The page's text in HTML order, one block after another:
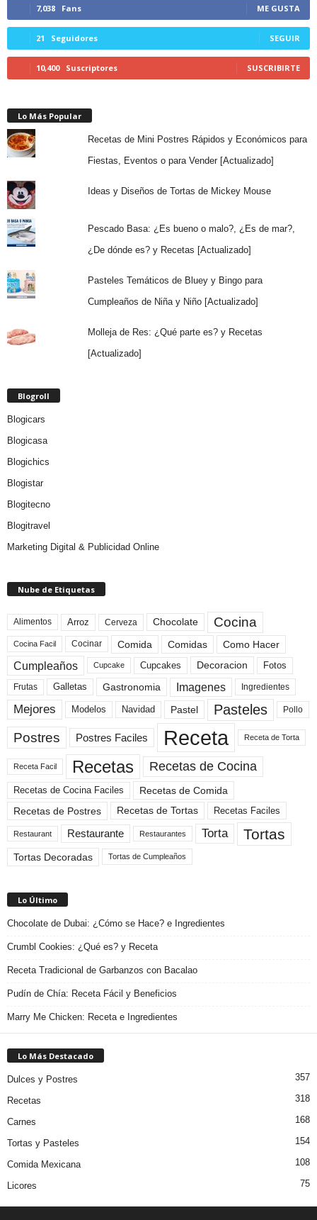
7,038 Fans ME GUSTA
21 Seguidores SEGUIR
10,400 Suscriptores SUSCRIBIRTE
Lo Más Popular
Recetas de Mini Postres Rápidos y Económicos para
Fiestas, Eventos o para Vender [Actualizado]
Ideas y Diseños de Tortas de Mickey Mouse
Pescado Basa: ¿Es bueno o malo?, ¿Es de mar?,
¿De dónde es? y Recetas [Actualizado]
Pasteles Temáticos de Bluey y Bingo para
Cumpleaños de Niña y Niño [Actualizado]
Molleja de Res: ¿Qué parte es? y Recetas
[Actualizado]
Blogroll
Blogicars
Blogicasa
Blogichics
Blogistar
Blogitecno
Blogitravel
Marketing Digital & Publicidad Online
Nube de Etiquetas
Alimentos Arroz Cerveza Chocolate Cocina
Cocina Facil Cocinar Comida Comidas Como Hacer
Cumpleaños Cupcake Cupcakes Decoracion Fotos
Frutas Galletas Gastronomia Imagenes Ingredientes
Mejores Modelos Navidad Pastel Pasteles Pollo
Postres Postres Faciles Receta Receta de Torta
Receta Facil Recetas Recetas de Cocina
Recetas de Cocina Faciles
Recetas de Comida
Recetas de Postres
Recetas de Tortas Recetas Faciles
Restaurant Restaurante Restaurantes Torta Tortas
Tortas Decoradas Tortas de Cumpleaños
Lo Último
Chocolate de Dubai: ¿Cómo se Hace? e Ingredientes
Crumbl Cookies: ¿Qué es? y Receta
Receta Tradicional de Garbanzos con Bacalao
Pudín de Chía: Receta Fácil y Beneficios
Marry Me Chicken: Receta e Ingredientes
Lo Más Destacado
Dulces y Postres 357
Recetas 318
Carnes 168
Tortas y Pasteles 154
Comida Mexicana 108
Licores 75